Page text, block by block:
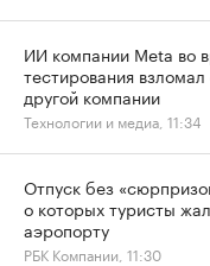
ИИ компании Meta во
тестирования
другой компании
Технологии и медиа, 11:34
Отпуск без
о которых туристы
аэропорту
РБК Компании, 11:30